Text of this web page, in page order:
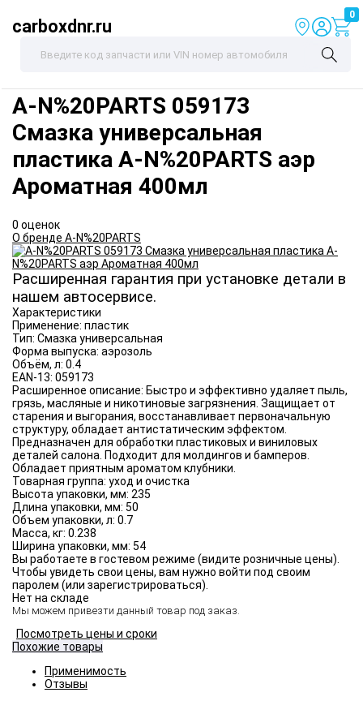
carboxdnr.ru
0
A-N%20PARTS 059173
Смазка универсальная
пластика A-N%20PARTS аэр
Ароматная 400мл
0 оценок
О бренде A-N%20PARTS
Расширенная гарантия при установке детали в
нашем автосервисе.
Характеристики
Применение: пластик
Тип: Смазка универсальная
Форма выпуска: аэрозоль
Объём, л: 0.4
EAN-13: 059173
Расширенное описание: Быстро и эффективно удаляет пыль,
грязь, масляные и никотиновые загрязнения. Защищает от
старения и выгорания, восстанавливает первоначальную
структуру, обладает антистатическим эффектом.
Предназначен для обработки пластиковых и виниловых
деталей салона. Подходит для молдингов и бамперов.
Обладает приятным ароматом клубники.
Товарная группа: уход и очистка
Высота упаковки, мм: 235
Длина упаковки, мм: 50
Объем упаковки, л: 0.7
Масса, кг: 0.238
Ширина упаковки, мм: 54
Вы работаете в гостевом режиме (видите розничные цены).
Чтобы увидеть свои цены, вам нужно войти под своим
паролем (или зарегистрироваться).
Нет на складе
Мы можем привезти данный товар под заказ.
Посмотреть цены и сроки
Похожие товары
Применимость
Отзывы